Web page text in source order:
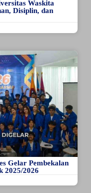
Waskita
Disiplin, dan
Gelar Pembekalan
2025/2026